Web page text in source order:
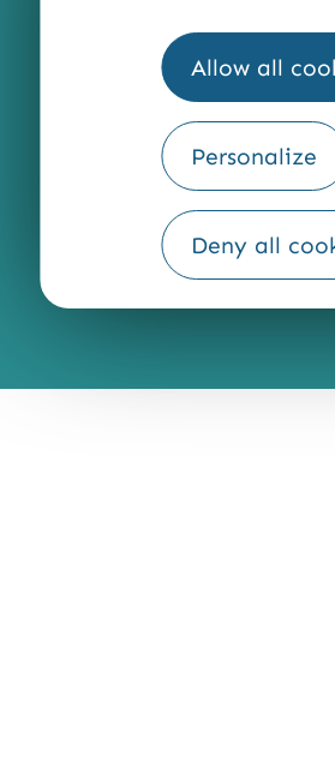
Allow all
Personalize
Deny all
QUI SOMMES-
Fourni par
Traduction